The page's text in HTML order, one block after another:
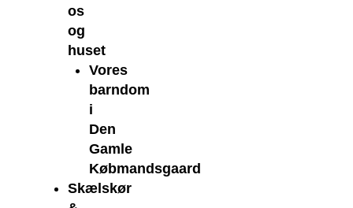
os
og
huset
Vores
barndom
i
Den
Gamle
Købmandsgaard
Skælskør